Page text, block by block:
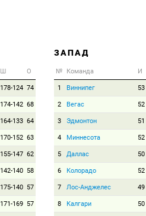
Ш О
178-124 74
174-142 68
164-133 64
170-152 63
155-147 62
142-140 58
175-140 57
171-169 57
ЗАПАД
№ Команда И
1 Виннипег 53
2 Вегас 52
3 Эдмонтон 51
4 Миннесота 52
5 Даллас 50
6 Колорадо 52
7 Лос-Анджелес 49
8 Калгари 50